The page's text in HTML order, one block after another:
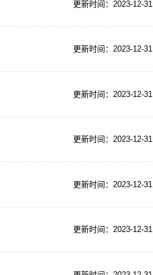
更新时间：2023-12-31
更新时间：2023-12-31
更新时间：2023-12-31
更新时间：2023-12-31
更新时间：2023-12-31
更新时间：2023-12-31